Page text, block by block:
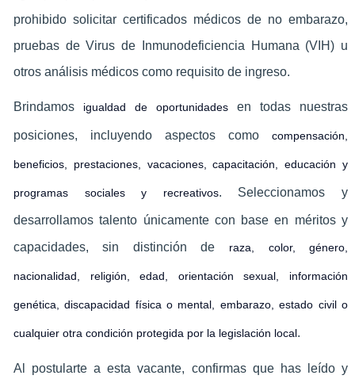
prohibido solicitar certificados médicos de no embarazo,
pruebas de Virus de Inmunodeficiencia Humana (VIH) u
otros análisis médicos como requisito de ingreso.
Brindamos igualdad de oportunidades en todas nuestras
posiciones, incluyendo aspectos comocompensación,
beneficios, prestaciones, vacaciones, capacitación, educación y
programas sociales y recreativos. Seleccionamos y
desarrollamos talento únicamente con base en méritos y
capacidades, sin distinción de raza, color, género,
nacionalidad, religión, edad, orientación sexual, información
genética, discapacidad física o mental, embarazo, estado civil o
cualquier otra condición protegida por la legislación local.
Al postularte a esta vacante, confirmas que has leído y